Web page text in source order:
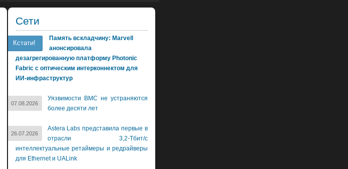
Сети
Кстати!
Память вскладчину: Marvell
анонсировала
дезагрегированную платформу Photonic
Fabric с оптическим интерконнектом для
ИИ-инфраструктур
07.08.2026
Уязвимости BMC не устраняются
более десяти лет
26.07.2026
Astera Labs представила первые в
отрасли 3,2-Тбит/с
интеллектуальные ретаймеры и редрайверы
для Ethernet и UALink